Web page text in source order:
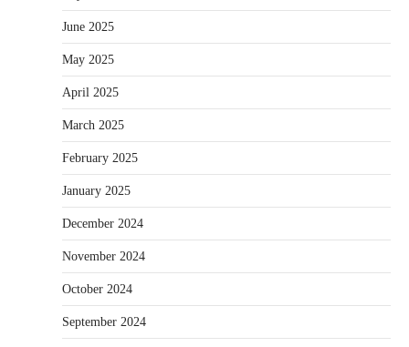
June 2025
May 2025
April 2025
March 2025
February 2025
January 2025
December 2024
November 2024
October 2024
September 2024